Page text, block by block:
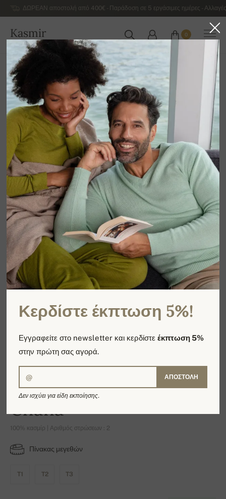
ΔΩΡΕΑΝ αποστολή από 400€ - Παράδοση σε 5 εργάσιμες ημέρες -
Kasmir
ΕΛΛΆΔΑ
0
Αρχική
Γυναικεία κασμιρένια πουλόβερ πολυτελείας
Γυναικεία κασμιρένια πουλόβερ με V λαιμόκοψη
Chana
100% κασμίρ | Αριθμός στρώσεων : 2
Πίνακας μεγεθών
T1 T2 T3
Κερδίστε έκπτωση 5%!
Εγγραφείτε στο newsletter και κερδίστεέκπτωση 5%
στην πρώτη σας αγορά.
ΑΠΟΣΤΟΛΉ
Δεν ισχύει για είδη εκποίησης.